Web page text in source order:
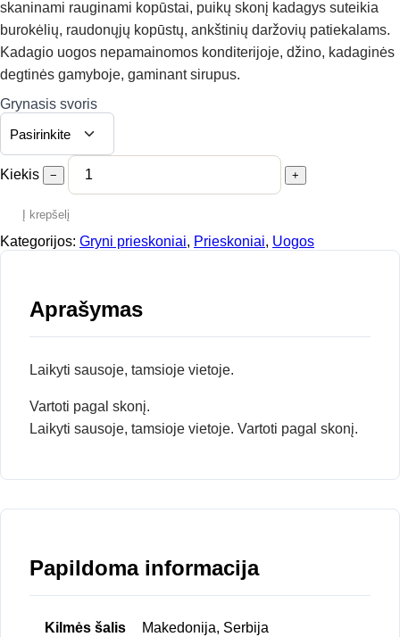
skaninami rauginami kopūstai, puikų skonį kadagys suteikia
burokėlių, raudonųjų kopūstų, ankštinių daržovių patiekalams.
Kadagio uogos nepamainomos konditerijoje, džino, kadaginės
degtinės gamyboje, gaminant sirupus.
Grynasis svoris
Kiekis − +
Į krepšelį
Kategorijos: Gryni prieskoniai, Prieskoniai, Uogos
Aprašymas
Laikyti sausoje, tamsioje vietoje.
Vartoti pagal skonį.
Laikyti sausoje, tamsioje vietoje. Vartoti pagal skonį.
Papildoma informacija
Kilmės šalis
Makedonija, Serbija